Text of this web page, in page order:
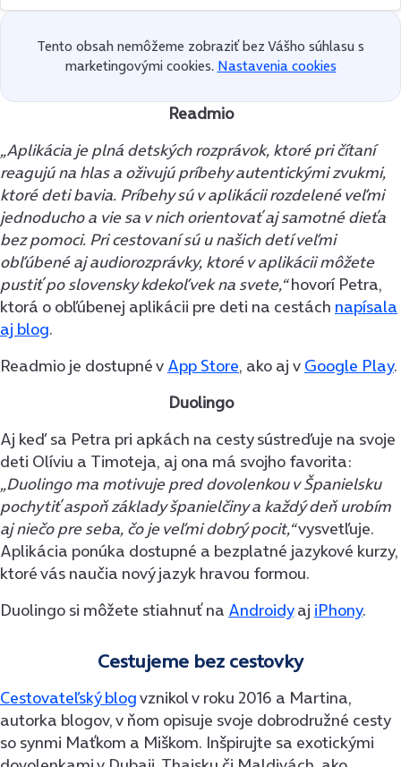
Tento obsah nemôžeme zobraziť bez Vášho súhlasu s
marketingovými cookies. Nastavenia cookies
Readmio
„Aplikácia je plná detských rozprávok, ktoré pri čítaní
reagujú na hlas a oživujú príbehy autentickými zvukmi,
ktoré deti bavia. Príbehy sú v aplikácii rozdelené veľmi
jednoducho a vie sa v nich orientovať aj samotné dieťa
bez pomoci. Pri cestovaní sú u našich detí veľmi
obľúbené aj audiorozprávky, ktoré v aplikácii môžete
pustiť po slovensky kdekoľvek na svete,“hovorí Petra,
ktorá o obľúbenej aplikácii pre deti na cestách napísala
aj blog.
Readmio je dostupné v App Store, ako aj v Google Play.
Duolingo
Aj keď sa Petra pri apkách na cesty sústreďuje na svoje
deti Olíviu a Timoteja, aj ona má svojho favorita:
„Duolingo ma motivuje pred dovolenkou v Španielsku
pochytiť aspoň základy španielčiny a každý deň urobím
aj niečo pre seba, čo je veľmi dobrý pocit,“vysvetľuje.
Aplikácia ponúka dostupné a bezplatné jazykové kurzy,
ktoré vás naučia nový jazyk hravou formou.
Duolingo si môžete stiahnuť na Androidyaj iPhony.
Cestujeme bez cestovky
Cestovateľský blogvznikol v roku 2016 a Martina,
autorka blogov, v ňom opisuje svoje dobrodružné cesty
so synmi Maťkom a Miškom. Inšpirujte sa exotickými